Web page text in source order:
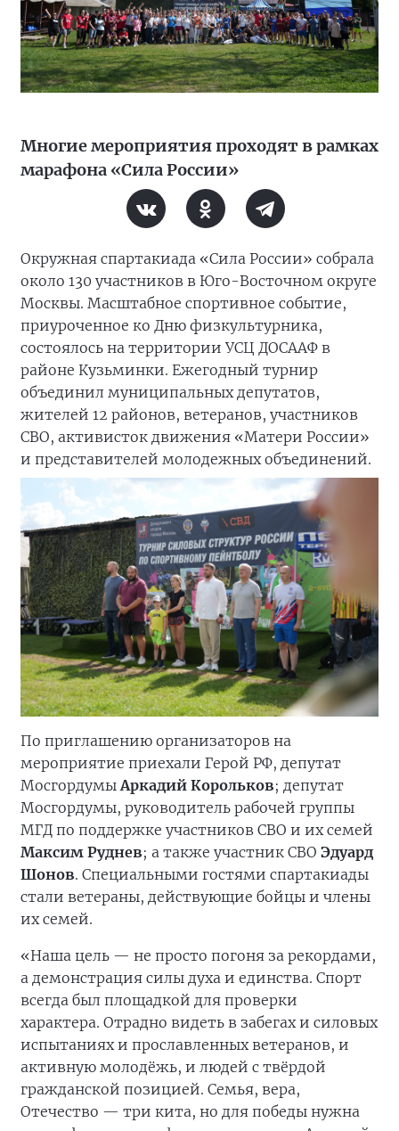
Многие мероприятия проходят в рамках
марафона «Сила России»
Окружная спартакиада «Сила России» собрала
около 130 участников в Юго-Восточном округе
Москвы. Масштабное спортивное событие,
приуроченное ко Дню физкультурника,
состоялось на территории УСЦ ДОСААФ в
районе Кузьминки. Ежегодный турнир
объединил муниципальных депутатов,
жителей 12 районов, ветеранов, участников
СВО, активисток движения «Матери России»
и представителей молодежных объединений.
По приглашению организаторов на
мероприятие приехали Герой РФ, депутат
МосгордумыАркадий Корольков; депутат
Мосгордумы, руководитель рабочей группы
МГД по поддержке участников СВО и их семей
Максим Руднев; а также участник СВО Эдуард
Шонов. Специальными гостями спартакиады
стали ветераны, действующие бойцы и члены
их семей.
«Наша цель — не просто погоня за рекордами,
а демонстрация силы духа и единства. Спорт
всегда был площадкой для проверки
характера. Отрадно видеть в забегах и силовых
испытаниях и прославленных ветеранов, и
активную молодёжь, и людей с твёрдой
гражданской позицией. Семья, вера,
Отечество — три кита, но для победы нужна